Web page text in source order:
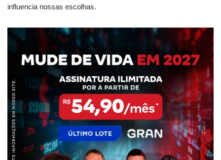
influencia nossas escolhas.